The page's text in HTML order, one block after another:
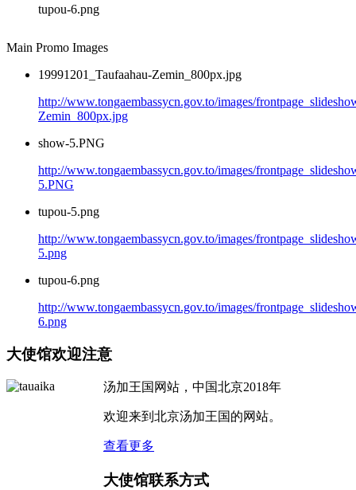
tupou-6.png
Main Promo Images
19991201_Taufaahau-Zemin_800px.jpg
http://www.tongaembassycn.gov.to/images/
Zemin_800px.jpg
show-5.PNG
http://www.tongaembassycn.gov.to/images/
5.PNG
tupou-5.png
http://www.tongaembassycn.gov.to/images/
5.png
tupou-6.png
http://www.tongaembassycn.gov.to/images/
6.png
大使馆欢迎注意
汤加王国网站，中国北京2018年
欢迎来到北京汤加王国的网站。
查看更多
大使馆联系方式